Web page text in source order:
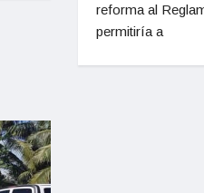
reforma al
permitiría a